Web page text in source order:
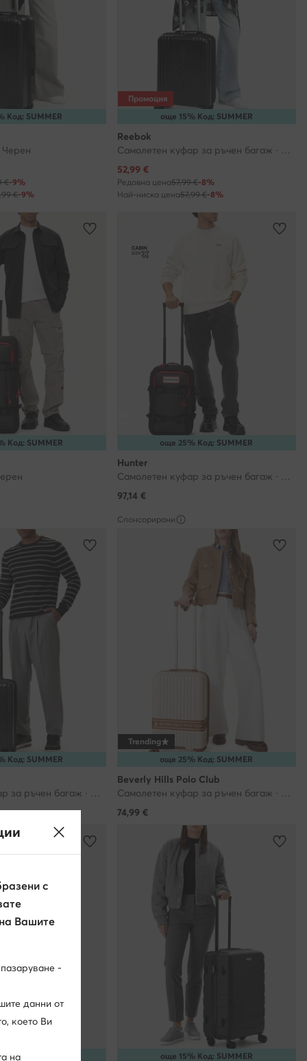
Код: SUMMER
€-9%
€-9%
още 15% Код: SUMMER
Промоция
Reebok
Самолетен куфар за ръчен багаж · Черен
Актуална цена
52,99 €
Редовна цена57,99 €-8%
Най-ниска цена57,99 €-8%
Код: SUMMER още 25% Код: SUMMER
Hunter
Самолетен куфар за ръчен багаж · Черен
97,14€
Код: SUMMER
Самолетен куфар за ръчен багаж · Черен
Спонсорирани
още 25% Код: SUMMER
Trending
Beverly Hills Polo Club
Самолетен куфар за ръчен багаж · Бежов
74,99 €
Код: SUMMER още 15% Код: SUMMER
с
Вашите
-
данни от
което Ви
на